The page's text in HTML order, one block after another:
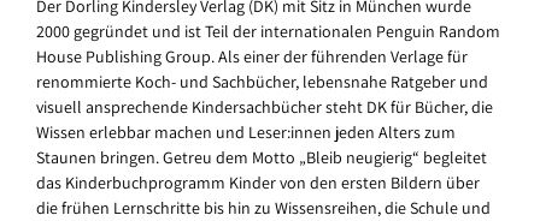
Der Dorling Kindersley Verlag (DK) mit Sitz in München wurde
2000 gegründet und ist Teil der internationalen Penguin Random
House Publishing Group. Als einer der führenden Verlage für
renommierte Koch- und Sachbücher, lebensnahe Ratgeber und
visuell ansprechende Kindersachbücher steht DK für Bücher, die
Wissen erlebbar machen und Leser:innen jeden Alters zum
Staunen bringen. Getreu dem Motto „Bleib neugierig“ begleitet
das Kinderbuchprogramm Kinder von den ersten Bildern über
die frühen Lernschritte bis hin zu Wissensreihen, die Schule und